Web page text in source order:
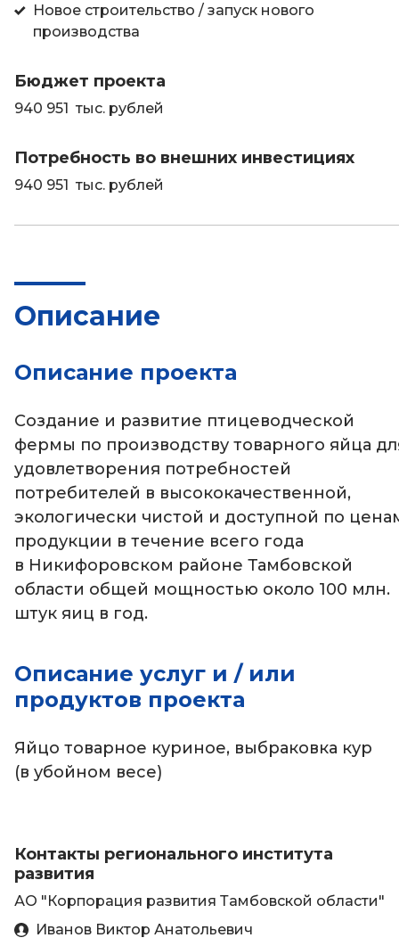
Новое строительство / запуск нового
производства
Бюджет проекта
940 951 тыс. рублей
Потребность во внешних инвестициях
940 951 тыс. рублей
Описание
Описание проекта
Создание и развитие птицеводческой
фермы по производству товарного яйца
удовлетворения потребностей
потребителей в высококачественной,
экологически чистой и доступной по
продукции в течение всего года
в Никифоровском районе Тамбовской
области общей мощностью около 100 млн.
штук яиц в год.
Описание услуг и / или
продуктов проекта
Яйцо товарное куриное, выбраковка кур
(в убойном весе)
Контакты регионального института
развития
АО "Корпорация развития Тамбовской области"
Иванов Виктор Анатольевич